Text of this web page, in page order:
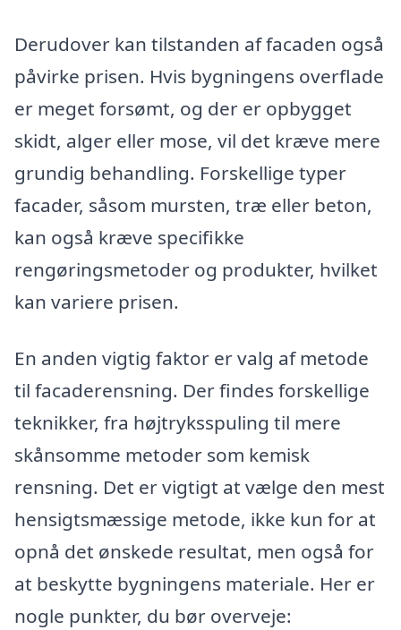
Derudover kan tilstanden af facaden også
påvirke prisen. Hvis bygningens overflade
er meget forsømt, og der er opbygget
skidt, alger eller mose, vil det kræve mere
grundig behandling. Forskellige typer
facader, såsom mursten, træ eller beton,
kan også kræve specifikke
rengøringsmetoder og produkter, hvilket
kan variere prisen.
En anden vigtig faktor er valg af metode
til facaderensning. Der findes forskellige
teknikker, fra højtryksspuling til mere
skånsomme metoder som kemisk
rensning. Det er vigtigt at vælge den mest
hensigtsmæssige metode, ikke kun for at
opnå det ønskede resultat, men også for
at beskytte bygningens materiale. Her er
nogle punkter, du bør overveje: